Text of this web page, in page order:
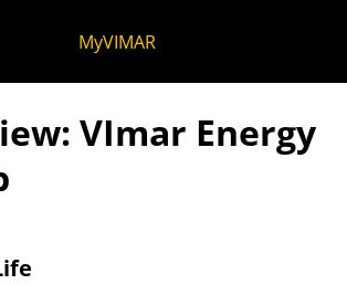
MyVIMAR
VImar Energy